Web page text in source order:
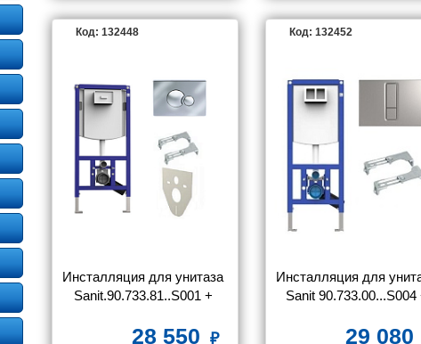
Код: 132448
Инсталляция для унитаза
Sanit.90.733.81..S001 +
28 550
Код: 132452
Инсталляция для
Sanit 90.733.00...S004
ASA, 16.750.93..0000
29 080